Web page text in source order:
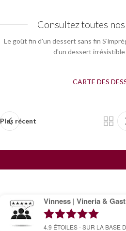
Consultez toutes
Le goût fin d'un dessert sans fin
d'un dessert
CARTE DES
Plus récent
Vinness | Vineria &
4.9 ÉTOILES - SUR LA BASE